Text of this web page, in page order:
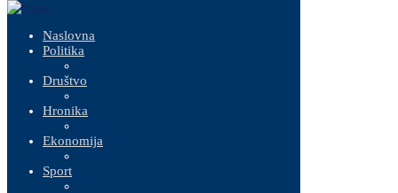
Naslovna
Politika
Društvo
Hronika
Ekonomija
Sport